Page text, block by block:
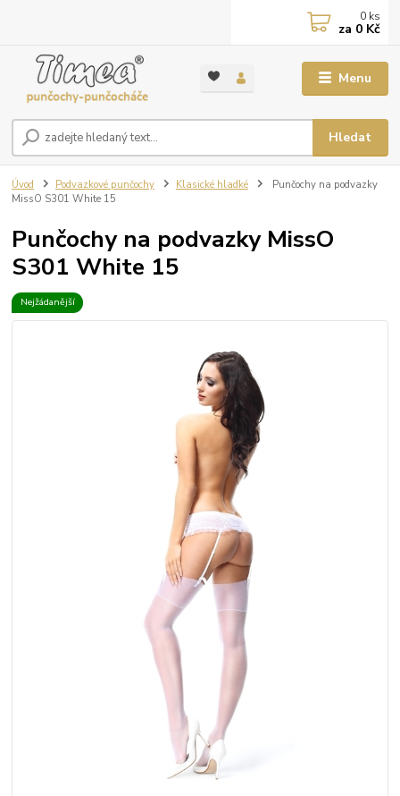
Menu
Hledat
0 ks
za 0 Kč
Úvod Podvazkové punčochy Klasické hladké
Punčochy na podvazky
MissO S301 White 15
Punčochy na podvazky MissO
S301 White 15
Nejžádanější